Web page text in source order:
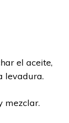
el aceite,
levadura.
mezclar.